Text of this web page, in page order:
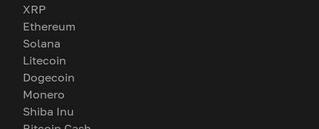
XRP
Ethereum
Solana
Litecoin
Dogecoin
Monero
Shiba Inu